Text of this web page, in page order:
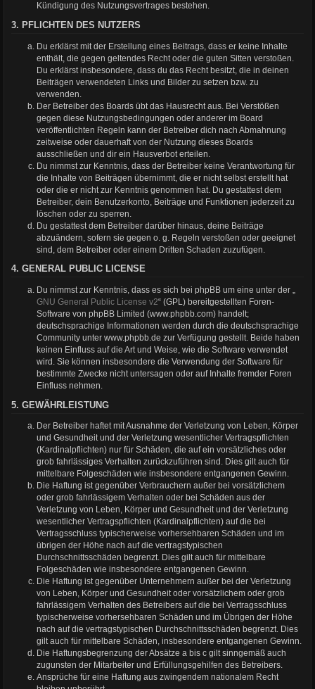
Kündigung des Nutzungsvertrages bestehen.
3. PFLICHTEN DES NUTZERS
Du erklärst mit der Erstellung eines Beitrags, dass er keine Inhalte
enthält, die gegen geltendes Recht oder die guten Sitten verstoßen.
Du erklärst insbesondere, dass du das Recht besitzt, die in deinen
Beiträgen verwendeten Links und Bilder zu setzen bzw. zu
verwenden.
Der Betreiber des Boards übt das Hausrecht aus. Bei Verstößen
gegen diese Nutzungsbedingungen oder anderer im Board
veröffentlichten Regeln kann der Betreiber dich nach Abmahnung
zeitweise oder dauerhaft von der Nutzung dieses Boards
ausschließen und dir ein Hausverbot erteilen.
Du nimmst zur Kenntnis, dass der Betreiber keine Verantwortung für
die Inhalte von Beiträgen übernimmt, die er nicht selbst erstellt hat
oder die er nicht zur Kenntnis genommen hat. Du gestattest dem
Betreiber, dein Benutzerkonto, Beiträge und Funktionen jederzeit zu
löschen oder zu sperren.
Du gestattest dem Betreiber darüber hinaus, deine Beiträge
abzuändern, sofern sie gegen o. g. Regeln verstoßen oder geeignet
sind, dem Betreiber oder einem Dritten Schaden zuzufügen.
4. GENERAL PUBLIC LICENSE
Du nimmst zur Kenntnis, dass es sich bei phpBB um eine unter der „
GNU General Public License v2“ (GPL) bereitgestellten Foren-
Software von phpBB Limited (www.phpbb.com) handelt;
deutschsprachige Informationen werden durch die deutschsprachige
Community unter www.phpbb.de zur Verfügung gestellt. Beide haben
keinen Einfluss auf die Art und Weise, wie die Software verwendet
wird. Sie können insbesondere die Verwendung der Software für
bestimmte Zwecke nicht untersagen oder auf Inhalte fremder Foren
Einfluss nehmen.
5. GEWÄHRLEISTUNG
Der Betreiber haftet mit Ausnahme der Verletzung von Leben, Körper
und Gesundheit und der Verletzung wesentlicher Vertragspflichten
(Kardinalpflichten) nur für Schäden, die auf ein vorsätzliches oder
grob fahrlässiges Verhalten zurückzuführen sind. Dies gilt auch für
mittelbare Folgeschäden wie insbesondere entgangenen Gewinn.
Die Haftung ist gegenüber Verbrauchern außer bei vorsätzlichem
oder grob fahrlässigem Verhalten oder bei Schäden aus der
Verletzung von Leben, Körper und Gesundheit und der Verletzung
wesentlicher Vertragspflichten (Kardinalpflichten) auf die bei
Vertragsschluss typischerweise vorhersehbaren Schäden und im
übrigen der Höhe nach auf die vertragstypischen
Durchschnittsschäden begrenzt. Dies gilt auch für mittelbare
Folgeschäden wie insbesondere entgangenen Gewinn.
Die Haftung ist gegenüber Unternehmern außer bei der Verletzung
von Leben, Körper und Gesundheit oder vorsätzlichem oder grob
fahrlässigem Verhalten des Betreibers auf die bei Vertragsschluss
typischerweise vorhersehbaren Schäden und im Übrigen der Höhe
nach auf die vertragstypischen Durchschnittsschäden begrenzt. Dies
gilt auch für mittelbare Schäden, insbesondere entgangenen Gewinn.
Die Haftungsbegrenzung der Absätze a bis c gilt sinngemäß auch
zugunsten der Mitarbeiter und Erfüllungsgehilfen des Betreibers.
Ansprüche für eine Haftung aus zwingendem nationalem Recht